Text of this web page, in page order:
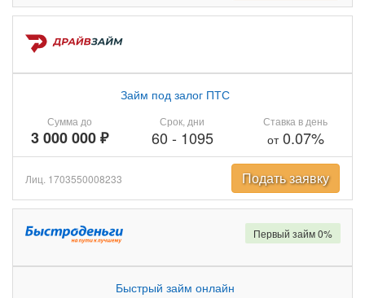
Сумма до
3 000 000 ₽
Займ под залог ПТС
Срок, дни
60 - 1095
Ставка в день
от0.07%
Лиц. 1703550008233 Подать заявку
Быстрый займ онлайн
Первый займ 0%